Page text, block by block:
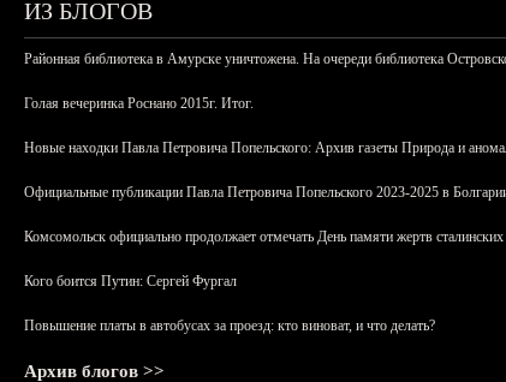
ИЗ БЛОГОВ
Районная библиотека в Амурске уничтожена. На очереди библиотека
Голая вечеринка Роснано 2015г. Итог.
Новые находки Павла Петровича Попельского: Архив газеты Природа и
Официальные публикации Павла Петровича Попельского 2023-2025 в
Комсомольск официально продолжает отмечать День памяти жертв сталинских
Кого боится Путин: Сергей Фургал
Повышение платы в автобусах за проезд: кто виноват, и что делать?
Архив блогов >>